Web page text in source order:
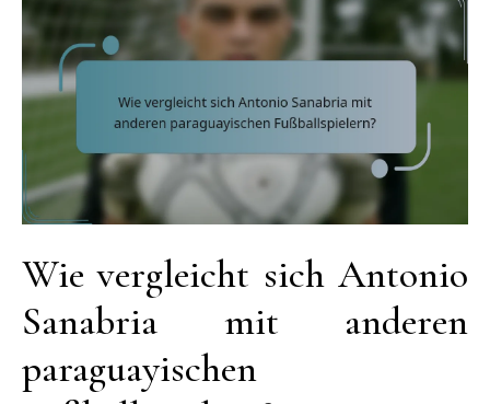
Wie vergleicht sich Antonio
Sanabria mit anderen
paraguayischen